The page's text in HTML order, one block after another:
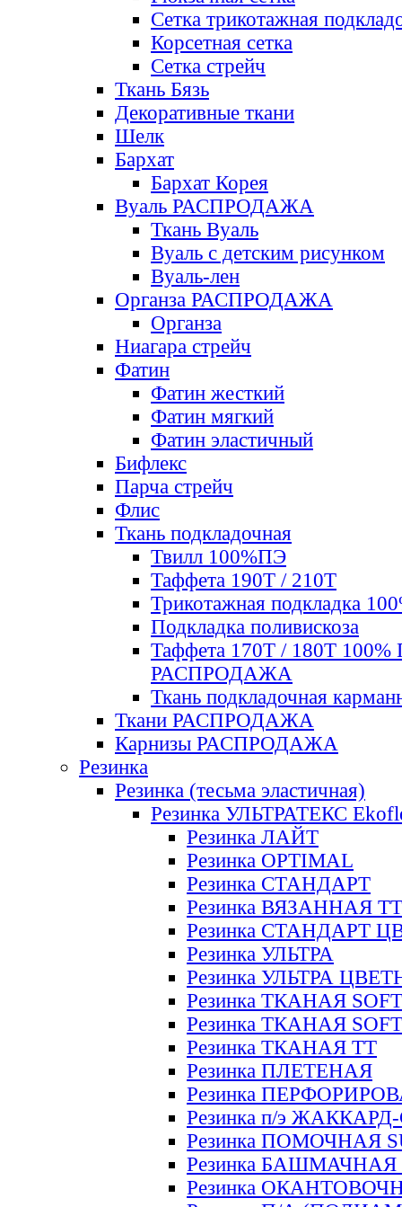
Сетка трикотажная
Корсетная сетка
Сетка стрейч
Ткань Бязь
Декоративные ткани
Шелк
Бархат
Бархат Корея
Вуаль РАСПРОДАЖА
Ткань Вуаль
Вуаль с детским рисунком
Вуаль-лен
Органза РАСПРОДАЖА
Органза
Ниагара стрейч
Фатин
Фатин жесткий
Фатин мягкий
Фатин элаcтичный
Бифлекс
Парча стрейч
Флис
Ткань подкладочная
Твилл 100%ПЭ
Таффета 190Т / 210Т
Трикотажная подкладка
Подкладка поливискоза
Таффета 170Т / 180Т 100%
РАСПРОДАЖА
Ткань подкладочная
Ткани РАСПРОДАЖА
Карнизы РАСПРОДАЖА
Резинка
Резинка (тесьма эластичная)
Резинка УЛЬТРАТЕКС
Резинка ЛАЙТ
Резинка OPTIMAL
Резинка СТАНДАРТ
Резинка ВЯЗАННАЯ ТТ
Резинка СТАНДАРТ
Резинка УЛЬТРА
Резинка УЛЬТРА
Резинка ТКАНАЯ SOFT
Резинка ТКАНАЯ
Резинка ТКАНАЯ ТТ
Резинка ПЛЕТЕНАЯ
Резинка
Резинка п/э
Резинка ПОМОЧНАЯ
Резинка БАШМАЧНАЯ
Резинка